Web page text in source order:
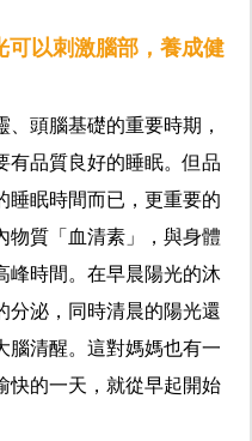
可以刺激腦部，養成健
頭腦基礎的重要時期，
有品質良好的睡眠。但品
睡眠時間而已，更重要的
物質「血清素」，與身體
峰時間。在早晨陽光的沐
分泌，同時清晨的陽光還
腦清醒。這對媽媽也有一
快的一天，就從早起開始